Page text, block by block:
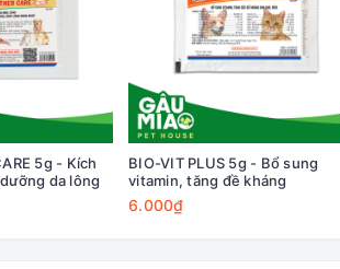
5g - Kích
da lông
BIO-VIT PLUS 5g - Bổ sung
vitamin, tăng đề kháng
6.000₫